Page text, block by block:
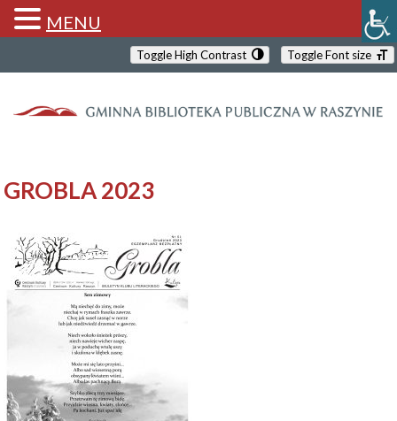
Toggle High Contrast Toggle Font size
GROBLA 2023
MENU